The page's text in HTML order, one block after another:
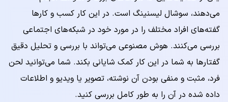
می‌دهند، سوشال لیسنینگ است. در این کار کسب و کارها
گفته‌های افراد مختلف را در مورد خود در شبکه‌های اجتماعی
بررسی می‌کنند. هوش مصنوعی می‌تواند با بررسی و تحلیل دقیق
گفتارها به شما در این کار کمک شایانی بکند. شما می‌توانید لحن
فرد، مثبت و منفی بودن آن نوشته، تصویر یا ویدیو و اطلاعات
داده شده در آن را به طور کامل بررسی کنید.